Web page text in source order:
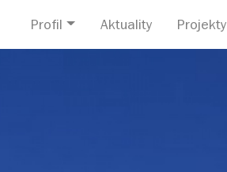
Profil Aktuality Projekty